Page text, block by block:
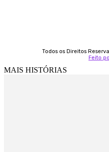
Todos os Direitos
Feito
MAIS HISTÓRIAS